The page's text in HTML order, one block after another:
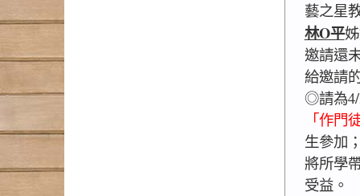
藝之星
林O平
邀請還
給邀請
◎請為4/
「作門
生參加
將所學
受益。